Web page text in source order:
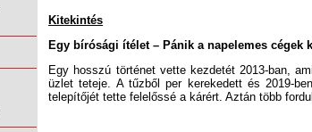
Kitekintés
Egy bírósági ítélet – Pánik a napelemes cégek
Egy hosszú történet vette kezdetét 2013-ban,
üzlet teteje. A tűzből per kerekedett és 2019-
telepítőjét tette felelőssé a kárért. Aztán több